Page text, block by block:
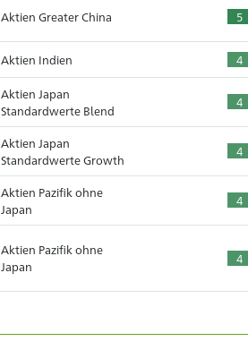
Aktien Greater China 5
Aktien Indien 4
Aktien Japan
Standardwerte Blend
4
Aktien Japan
Standardwerte Growth
4
Aktien Pazifik ohne
Japan
4
Aktien Pazifik ohne
Japan
4